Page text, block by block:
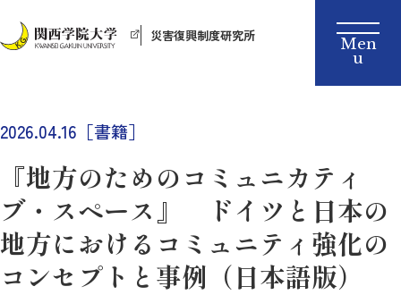
災害復興制度研究所
2026.04.16［書籍］
『地方のためのコミュニカティ
ブ・スペース』 ドイツと日本の
地方におけるコミュニティ強化の
コンセプトと事例（日本語版）